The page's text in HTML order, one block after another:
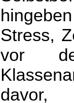
Stress,
vor
davor,